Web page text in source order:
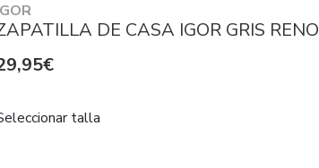
DE CASA IGOR GRIS RENO
talla